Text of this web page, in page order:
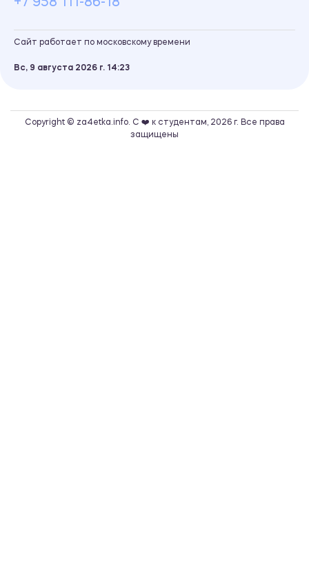
+7 958 111-86-18
Сайт работает по московскому времени
Вс, 9 августа 2026 г. 14 23
Copyright © za4etka.info. С ❤️ к студентам, 2026 г. Все права
защищены